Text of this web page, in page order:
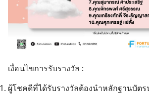
เงื่อนไขการรับรางวัล :
ผู้โชคดีที่ได้รับรางวัลต้องนำหลักฐานบัต